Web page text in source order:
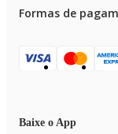
1 Ventilador de Mesa
Velocidades - Preto
Formas de
Baixe o App